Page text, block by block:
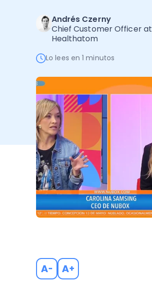
Administración Empresarial
Software Factura y Administración
Andrés Czerny
Chief Customer Officer at
Healthatom
Lo lees en 1 minutos
A- A+